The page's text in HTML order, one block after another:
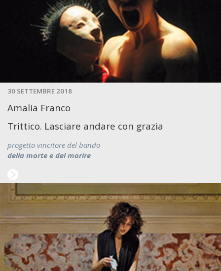
30 SETTEMBRE 2018
Amalia Franco
Trittico. Lasciare andare con grazia
progetto vincitore del bando
della morte e del morire